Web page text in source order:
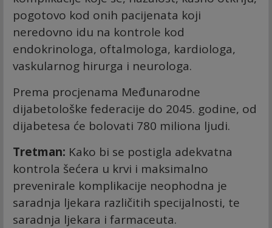
pogotovo kod onih pacijenata koji
neredovno idu na kontrole kod
endokrinologa, oftalmologa, kardiologa,
vaskularnog hirurga i neurologa.
Prema procjenama Međunarodne
dijabetološke federacije do 2045. godine, od
dijabetesa će bolovati 780 miliona ljudi.
Tretman: Kako bi se postigla adekvatna
kontrola šećera u krvi i maksimalno
prevenirale komplikacije neophodna je
saradnja ljekara različitih specijalnosti, te
saradnja ljekara i farmaceuta.